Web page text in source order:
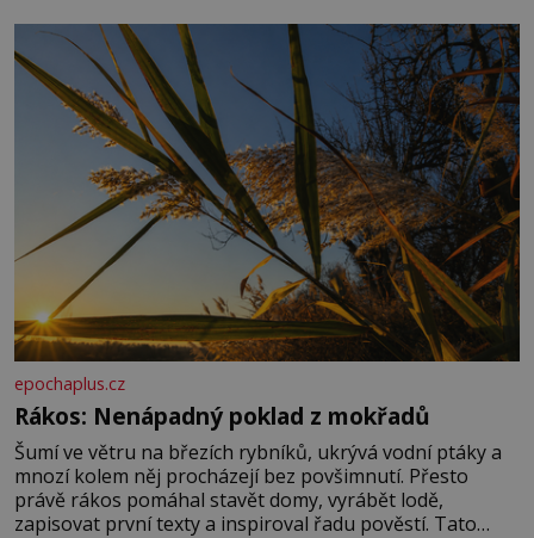
základní složky– sodík a chlór – jsou zásadní pro
správné hospodaření
epochaplus.cz
Rákos: Nenápadný poklad z mokřadů
Šumí ve větru na březích rybníků, ukrývá vodní ptáky a
mnozí kolem něj procházejí bez povšimnutí. Přesto
právě rákos pomáhal stavět domy, vyrábět lodě,
zapisovat první texty a inspiroval řadu pověstí. Tato